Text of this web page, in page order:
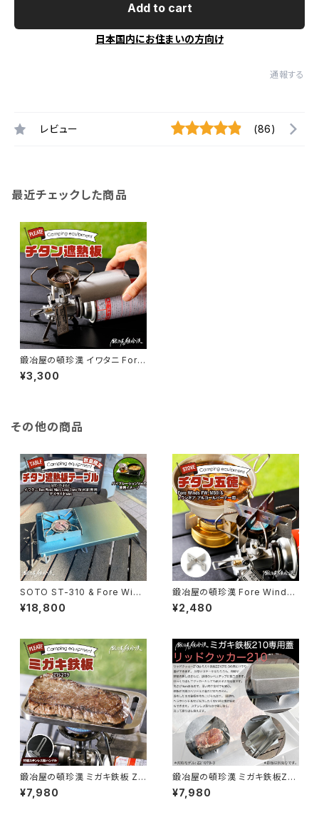
Add to cart
日本国内にお住まいの方向け
通報する
レビュー (86)
最近チェックした商品
鍛冶屋の頓珍漢 イワタニ Fore
Winds マイクロキャンプストー
ブ FW-MS01 専用 チタン遮熱
¥3,300
その他の商品
SOTO ST-310 & Fore Wind
s Micro Camp Stove FW-M
S01専用 チタン遮熱板テーブル
¥18,800
鍛冶屋の頓珍漢 Fore Winds
Micro Camp Stove トランギ
ア アルコールストーブ用 チタン
¥2,480
鍛冶屋の頓珍漢 ミガキ鉄板 Z1
52T9 メスティンサイズ 9mm
厚 3mm溝
¥7,980
鍛冶屋の頓珍漢 ミガキ鉄板Z21
0T9-3専用蓋 リッドクッカー21
0 [受注生産: 製作に数日かかり
¥7,980